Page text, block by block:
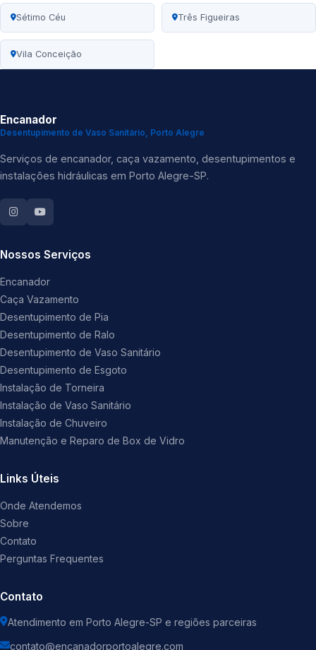
Sétimo Céu Três Figueiras
Vila Conceição
Encanador
Desentupimento de Vaso Sanitário, Porto Alegre
Serviços de encanador, caça vazamento, desentupimentos e
instalações hidráulicas em Porto Alegre-SP.
Nossos Serviços
Encanador
Caça Vazamento
Desentupimento de Pia
Desentupimento de Ralo
Desentupimento de Vaso Sanitário
Desentupimento de Esgoto
Instalação de Torneira
Instalação de Vaso Sanitário
Instalação de Chuveiro
Manutenção e Reparo de Box de Vidro
Links Úteis
Onde Atendemos
Sobre
Contato
Perguntas Frequentes
Contato
Atendimento em Porto Alegre-SP e regiões parceiras
contato@encanadorportoalegre.com